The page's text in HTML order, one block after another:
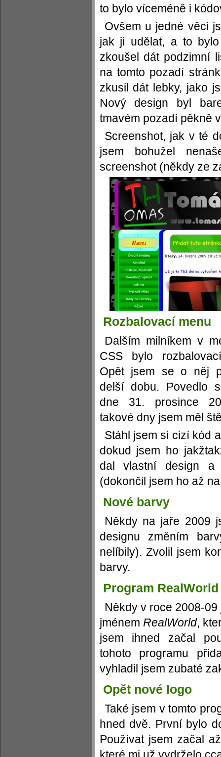
to bylo víceméně i
Ovšem u jedné věci
jak ji udělat, a to
zkoušel dát podzimní
na tomto pozadí
zkusil dát lebky, jako
Nový design byl
tmavém pozadí pěkně
Screenshot, jak v té
jsem bohužel
screenshot (někdy ze
Rozbalovací menu
Dalším milníkem v
CSS bylo
Opět jsem se o něj
delší dobu. Povedlo
dne 31. prosince
takové dny jsem měl
Stáhl jsem si cizí kód
dokud jsem ho
dal vlastní design a
(dokončil jsem ho až
Nové barvy
Někdy na jaře 2009
designu změním
nelíbily). Zvolil jsem
barvy.
Program RealWorld
Někdy v roce 2008-
jménem RealWorld,
jsem ihned začal
tohoto programu
vyhladil jsem zubaté
Opět nové logo
Také jsem v tomto
hned dvě. První bylo
Používat jsem začal